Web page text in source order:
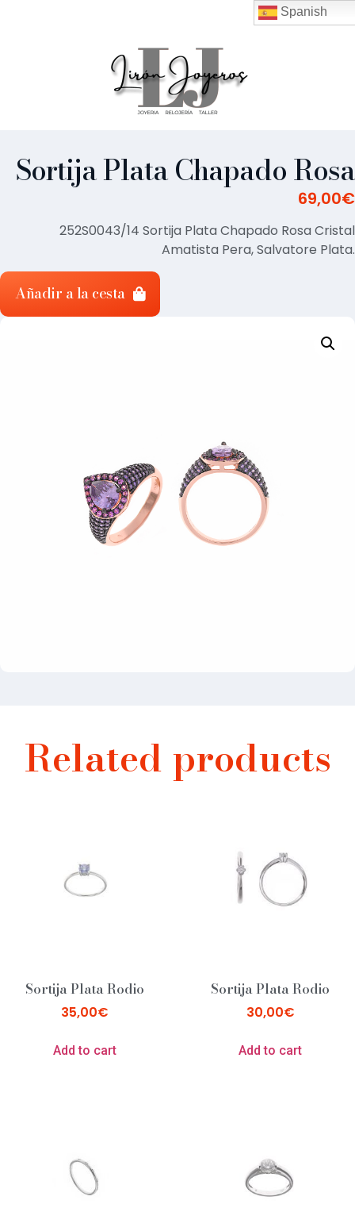
Sortija Plata Chapado Rosa
69,00€
252S0043/14 Sortija Plata Chapado Rosa Cristal
Amatista Pera, Salvatore Plata.
Añadir a la cesta
Related products
Sortija Plata Rodio
35,00€
Add to cart
Sortija Plata Rodio
30,00€
Add to cart
Spanish